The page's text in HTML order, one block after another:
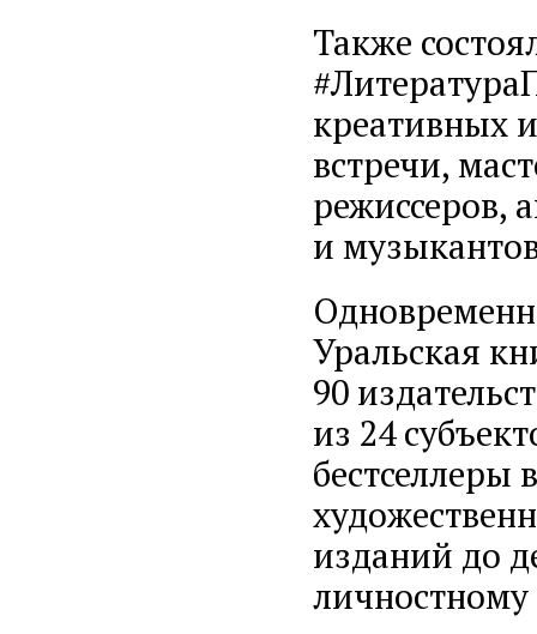
Также
креативных
встречи,
режиссеров,
и
Уральская
90
из 24
бестселлеры
изданий до
личностному